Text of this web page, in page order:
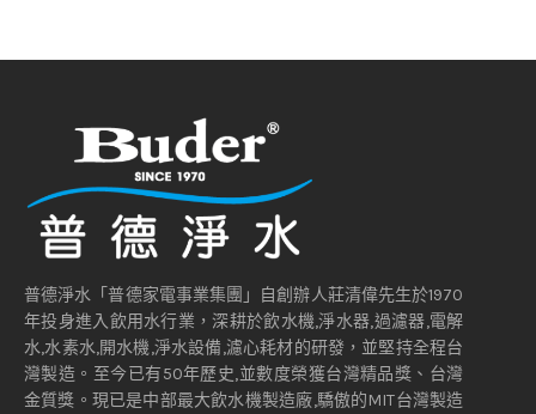
普德淨水「普德家電事業集團」自創辦人莊清偉先生於1970
年投身進入飲用水行業，深耕於飲水機,淨水器,過濾器,電解
水,水素水,開水機,淨水設備,濾心耗材的研發，並堅持全程台
灣製造。至今已有50年歷史,並數度榮獲台灣精品獎、台灣
金質獎。現已是中部最大飲水機製造廠,驕傲的MIT台灣製造